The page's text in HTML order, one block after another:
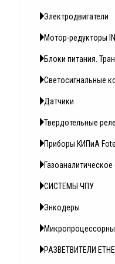
Электродвигатели
Мотор-редукторы
Блоки питания.
Светосигнальные
Датчики
Твердотельные
Приборы КИПиА
СИСТЕМЫ ЧПУ
Энкодеры
РАЗВЕТВИТЕЛИ